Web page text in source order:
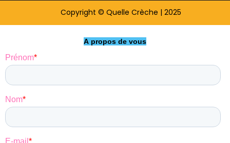
Copyright © Quelle Crèche | 2025